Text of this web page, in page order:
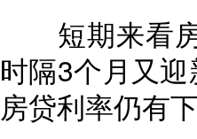
短期来看房
时隔3个月又
房贷利率仍有